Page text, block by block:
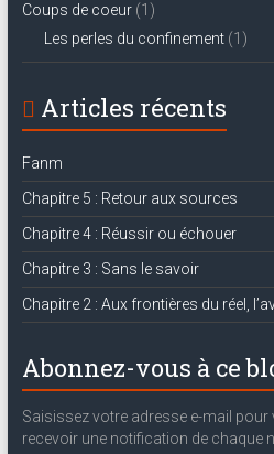
Coups de coeur(1)
Les perles du confinement(1)
Articles récents
Fanm
Chapitre 5 : Retour aux sources
Chapitre 4 : Réussir ou échouer
Chapitre 3 : Sans le savoir
Chapitre 2 : Aux frontières du réel,
Abonnez-vous à ce
Saisissez votre adresse e-mail
recevoir une notification de chaque